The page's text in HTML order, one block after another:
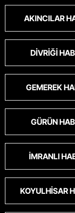
AKINCILAR
DIVRIĞI
GEMEREK
GÜRÜN
İMRANLI
KOYULHISAR